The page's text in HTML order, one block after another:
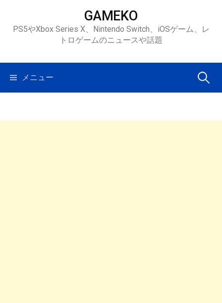
ツ
ス
GAMEKO
PS5やXbox Series X、Nintendo Switch、iOSゲーム、レ
トロゲームのニュースや話題
メニュー 検